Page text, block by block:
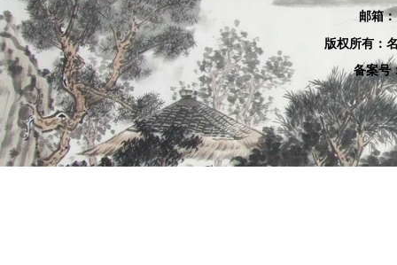
宁学法 庄叶欣
邮箱：
版权所有：
备案号